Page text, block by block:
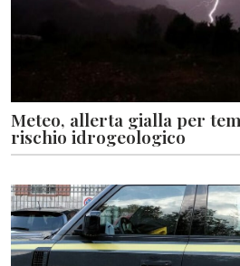
Meteo, allerta gialla per
rischio idrogeologico